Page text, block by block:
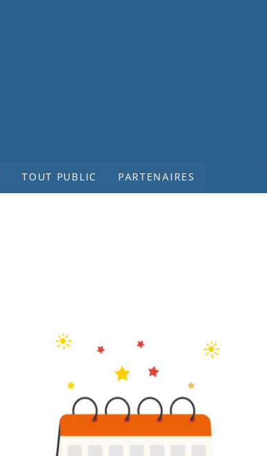
TOUT PUBLIC PARTENAIRES